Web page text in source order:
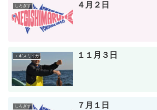
しろぎす ４月２日
エギスミイカ １１月３日
しろぎす ７月１日